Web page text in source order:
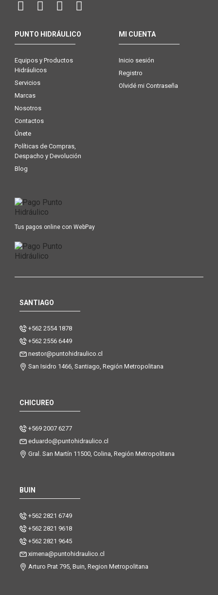
PUNTO HIDRÁULICO
Equipos y Productos
Hidráulicos
Servicios
Marcas
Nosotros
Contactos
Únete
Políticas de Compras,
Despacho y Devolución
Blog
MI CUENTA
Inicio sesión
Registro
Olvidé mi Contraseña
Tus pagos online con WebPay
SANTIAGO
+562 2554 1878
+562 2556 6449
nestor@puntohidraulico.cl
San Isidro 1466, Santiago, Región Metropolitana
CHICUREO
+569 2007 6277
eduardo@puntohidraulico.cl
Gral. San Martín 11500, Colina, Región Metropolitana
BUIN
+562 2821 6749
+562 2821 9618
+562 2821 9645
ximena@puntohidraulico.cl
Arturo Prat 795, Buin, Region Metropolitana